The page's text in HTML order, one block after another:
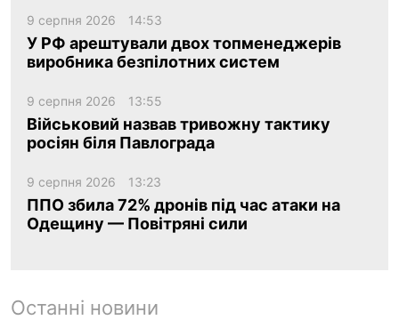
9 серпня 2026 14:53
У РФ арештували двох топменеджерів
виробника безпілотних систем
9 серпня 2026 13:55
Військовий назвав тривожну тактику
росіян біля Павлограда
9 серпня 2026 13:23
ППО збила 72% дронів під час атаки на
Одещину — Повітряні сили
Останні новини